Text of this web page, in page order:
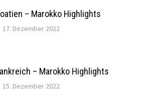
– Marokko Highlights
17. Dezember 2022
– Marokko Highlights
15. Dezember 2022